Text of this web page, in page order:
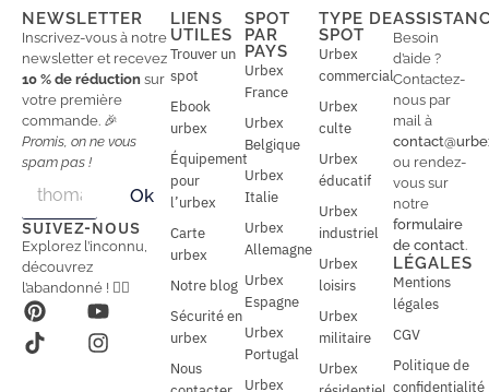
NEWSLETTER
Inscrivez-vous à notre
newsletter et recevez
10 % de réduction sur
votre première
commande. 🎉
Promis, on ne vous
spam pas !
a
i
l
a
i
l
*
Ok
SUIVEZ-NOUS
Explorez l’inconnu,
découvrez
l’abandonné ! 🕵️‍♂️
LIENS
UTILES
Trouver un
spot
Ebook
urbex
Équipement
pour
l’urbex
Carte
urbex
Notre blog
Sécurité en
urbex
Nous
SPOT
PAR
PAYS
Urbex
France
Urbex
Belgique
Urbex
Italie
Urbex
Allemagne
Urbex
Espagne
Urbex
Portugal
Urbex
TYPE DE
SPOT
Urbex
commercial
Urbex
culte
Urbex
éducatif
Urbex
industriel
Urbex
loisirs
Urbex
militaire
Urbex
Besoin
d’aide ?
Contactez-
nous par
mail à
ou rendez-
vous sur
notre
formulaire
de contact.
LÉGALES
Mentions
légales
CGV
Politique de
confidentialité